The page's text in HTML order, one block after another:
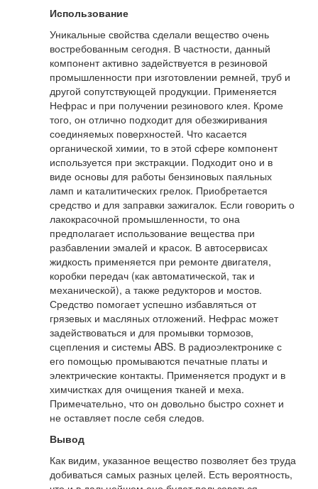
Использование
Уникальные свойства сделали вещество очень
востребованным сегодня. В частности, данный
компонент активно задействуется в резиновой
промышленности при изготовлении ремней, труб и
другой сопутствующей продукции. Применяется
Нефрас и при получении резинового клея. Кроме
того, он отлично подходит для обезжиривания
соединяемых поверхностей. Что касается
органической химии, то в этой сфере компонент
используется при экстракции. Подходит оно и в
виде основы для работы бензиновых паяльных
ламп и каталитических грелок. Приобретается
средство и для заправки зажигалок. Если говорить о
лакокрасочной промышленности, то она
предполагает использование вещества при
разбавлении эмалей и красок. В автосервисах
жидкость применяется при ремонте двигателя,
коробки передач (как автоматической, так и
механической), а также редукторов и мостов.
Средство помогает успешно избавляться от
грязевых и масляных отложений. Нефрас может
задействоваться и для промывки тормозов,
сцепления и системы ABS. В радиоэлектронике с
его помощью промываются печатные платы и
электрические контакты. Применяется продукт и в
химчистках для очищения тканей и меха.
Примечательно, что он довольно быстро сохнет и
не оставляет после себя следов.
Вывод
Как видим, указанное вещество позволяет без труда
добиваться самых разных целей. Есть вероятность,